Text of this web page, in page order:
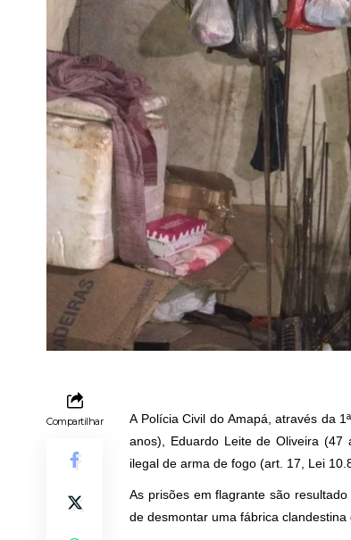
Compartilhar
A Polícia Civil do Amapá, através da
anos), Eduardo Leite de Oliveira
ilegal de arma de fogo (art. 17, Lei
As prisões em flagrante são
de desmontar uma fábrica clandestina